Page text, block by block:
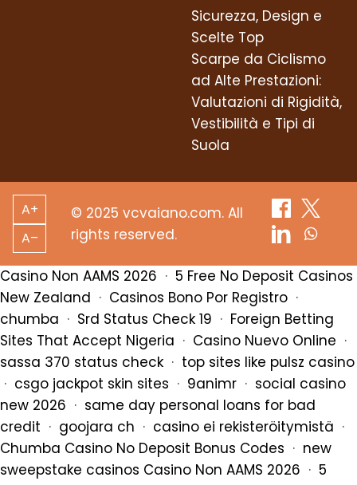
Sicurezza, Design e
Scelte Top
Scarpe da Ciclismo
ad Alte Prestazioni:
Valutazioni di Rigidità,
Vestibilità e Tipi di
Suola
A+
A–
© 2025 vcvaiano.com. All
rights reserved.
Casino Non AAMS 2026 · 5 Free No Deposit Casinos
New Zealand · Casinos Bono Por Registro ·
chumba · Srd Status Check 19 · Foreign Betting
Sites That Accept Nigeria · Casino Nuevo Online ·
sassa 370 status check · top sites like pulsz casino
· csgo jackpot skin sites · 9animr · social casino
new 2026 · same day personal loans for bad
credit · goojara ch · casino ei rekisteröitymistä ·
Chumba Casino No Deposit Bonus Codes · new
sweepstake casinos Casino Non AAMS 2026 · 5